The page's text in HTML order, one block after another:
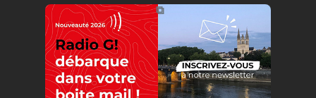
https://radio-g.fr?8986
⧉